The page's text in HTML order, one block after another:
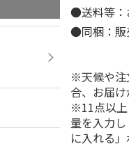
●送料等：
●同梱：販
※天候や注
合、お届
※11点以上
量を入力
に入れる